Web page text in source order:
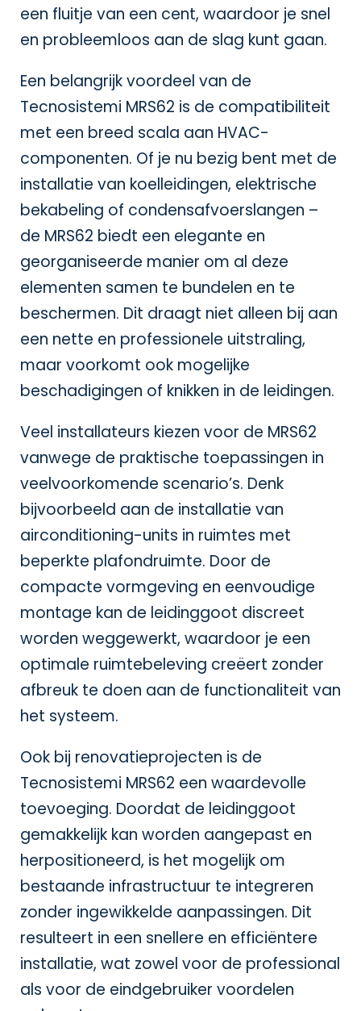
een fluitje van een cent, waardoor je snel
en probleemloos aan de slag kunt gaan.
Een belangrijk voordeel van de
Tecnosistemi MRS62 is de compatibiliteit
met een breed scala aan HVAC-
componenten. Of je nu bezig bent met de
installatie van koelleidingen, elektrische
bekabeling of condensafvoerslangen –
de MRS62 biedt een elegante en
georganiseerde manier om al deze
elementen samen te bundelen en te
beschermen. Dit draagt niet alleen bij aan
een nette en professionele uitstraling,
maar voorkomt ook mogelijke
beschadigingen of knikken in de leidingen.
Veel installateurs kiezen voor de MRS62
vanwege de praktische toepassingen in
veelvoorkomende scenario’s. Denk
bijvoorbeeld aan de installatie van
airconditioning-units in ruimtes met
beperkte plafondruimte. Door de
compacte vormgeving en eenvoudige
montage kan de leidinggoot discreet
worden weggewerkt, waardoor je een
optimale ruimtebeleving creëert zonder
afbreuk te doen aan de functionaliteit van
het systeem.
Ook bij renovatieprojecten is de
Tecnosistemi MRS62 een waardevolle
toevoeging. Doordat de leidinggoot
gemakkelijk kan worden aangepast en
herpositioneerd, is het mogelijk om
bestaande infrastructuur te integreren
zonder ingewikkelde aanpassingen. Dit
resulteert in een snellere en efficiëntere
installatie, wat zowel voor de professional
als voor de eindgebruiker voordelen